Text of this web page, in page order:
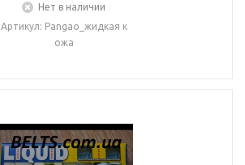
Нет в наличии
Артикул: Pangao_жидкая к
ожа